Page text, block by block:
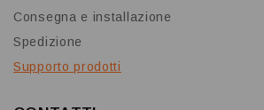
Consegna e installazione
Spedizione
Supporto prodotti